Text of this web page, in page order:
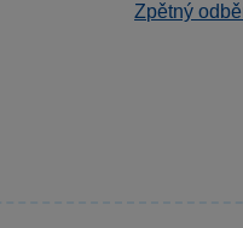
Zpětný